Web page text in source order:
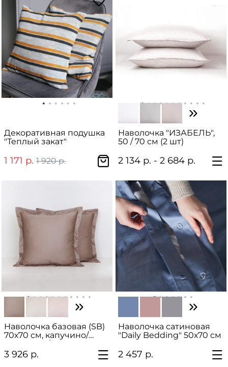
Декоративная подушка
"Теплый закат"
1 171 р. 1 920 р.
Наволочка "ИЗАБЕЛЬ",
50 / 70 см (2 шт)
2 134 р. - 2 684 р.
Наволочка базовая (SB)
70х70 см, капучино/
жемчужный/
шоколадный
3 926 р.
Наволочка сатиновая
"Daily Bedding" 50х70 см
2 457 р.